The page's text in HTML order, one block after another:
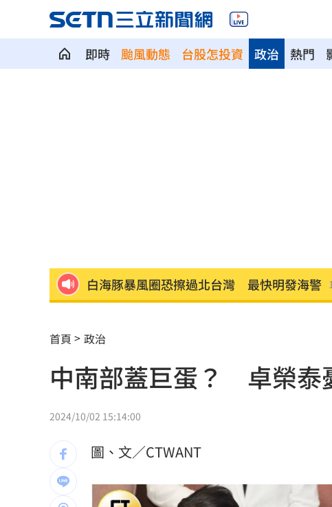
即時 颱風動態 台股怎投資 熱門
政治
AI生成文章容易判斷 專家點名「4大破綻」
白海豚衝擊台日飛航 星宇宣布10班機異動
7月CPI年增2.54% 連3月突破通膨警戒線
金鐘星光主持陣容曝 夏和熙木木續扛紅毯
白海豚颱風逼近日本！逾470航班停飛
首頁 政治
中南部蓋巨蛋？ 卓榮泰
2024/10/02 15:14:00
圖、文／CTWANT